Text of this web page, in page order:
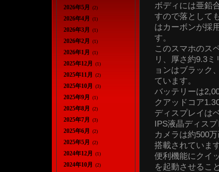
ボディには亜鉛
すので落として
はカーボンが採
す。
このスマホのス
リ、厚さ約9.3
ョンはブラック
ています。
バッテリーは
クアッドコア
ディスプレイは
IPS液晶ディス
カメラは約500
搭載されていま
便利機能にクイ
を起動させるこ
2026年5月 (2)
2026年4月 (1)
2026年3月 (1)
2026年2月 (1)
2026年1月 (1)
2025年12月 (1)
2025年11月 (2)
2025年10月 (3)
2025年9月 (1)
2025年8月 (2)
2025年7月 (3)
2025年6月 (2)
2025年5月 (2)
2024年12月 (1)
2024年10月 (2)